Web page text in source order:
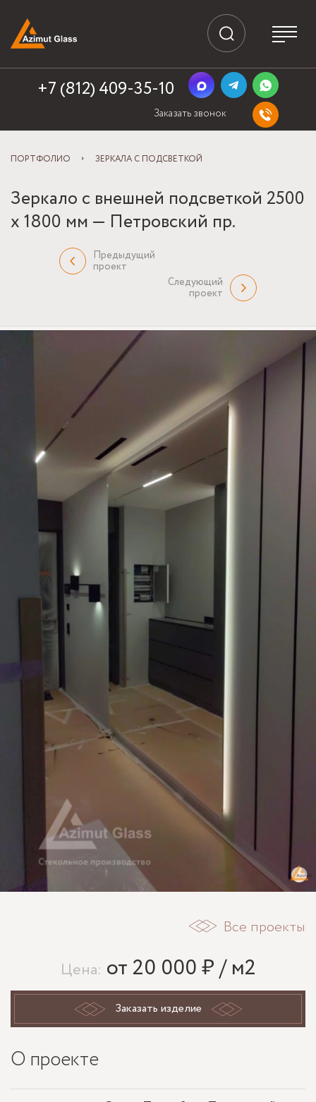
+7 (812) 409-35-10
Заказать звонок
ПОРТФОЛИО ЗЕРКАЛА С ПОДСВЕТКОЙ
Зеркало с внешней подсветкой 2500
x 1800 мм — Петровский пр.
Предыдущий
проект
Следующий
проект
Все проекты
Цена: от 20 000 ₽ / м2
Заказать изделие
О проекте